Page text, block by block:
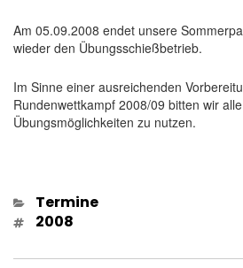
Am 05.09.2008 endet unsere
wieder den Übungsschießbetrieb.
Im Sinne einer ausreichenden
Rundenwettkampf 2008/09 bitten wir
Übungsmöglichkeiten zu nutzen.
Kategorien
Termine
Schlagwörter
2008